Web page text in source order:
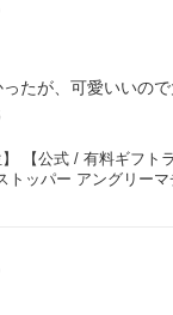
たが、可愛いいので
】 【公式 / 有料ギフト
トッパー アングリー